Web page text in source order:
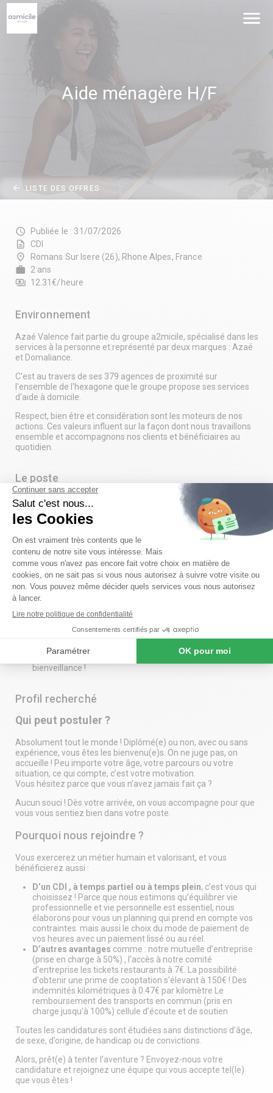
menu
Aide ménagère H/F
arrow_back LISTE DES OFFRES
schedule Publiée le : 31/07/2026
description CDI
place Romans Sur Isere (26), Rhone Alpes, France
work 2 ans
payments 12.31€/heure
Environnement
Azaé Valence fait partie du groupe a2micile, spécialisé dans les
services à la personne et représenté par deux marques : Azaé
et Domaliance.
C'est au travers de ses 379 agences de proximité sur
l'ensemble de l'hexagone que le groupe propose ses services
d'aide à domicile.
Respect, bien être et considération sont les moteurs de nos
actions. Ces valeurs influent sur la façon dont nous travaillons
ensemble et accompagnons nos clients et bénéficiaires au
quotidien.
Le poste
Un job qui a du sens, ça vous tente ?
Pas besoin d’avoir un CV parfait ou une expérience béton : ce
qu’on cherche avant tout, c’est vous ! Chez nous, c’est votre
bienveillance, votre dynamisme et votre envie d’aider qui
comptent. Nous recrutons un(e) aide ménagèr(e) sur le secteur
de romans sur isere (26), rhone alpes, france
Votre rôle ?
dans leurs tâches ménagères :
Ranger, dépoussiérer, nettoyer les surfaces et les sols
Repasser et prendre soin du linge
Et surtout, apporter votre bonne humeur et votre
bienveillance !
Profil recherché
Qui peut postuler ?
Absolument tout le monde ! Diplômé(e) ou non, avec ou sans
expérience, vous êtes les bienvenu(e)s. On ne juge pas, on
accueille ! Peu importe votre âge, votre parcours ou votre
situation, ce qui compte, c’est votre motivation.
Vous hésitez parce que vous n’avez jamais fait ça ?
Aucun souci ! Dès votre arrivée, on vous accompagne pour que
vous vous sentiez bien dans votre poste.
Pourquoi nous rejoindre ?
Vous exercerez un métier humain et valorisant, et vous
bénéficierez aussi :
D’un CDI , à temps partiel ou à temps plein, c’est vous qui
choisissez ! Parce que nous estimons qu’équilibrer vie
professionnelle et vie personnelle est essentiel, nous
élaborons pour vous un planning qui prend en compte vos
contraintes. mais aussi le choix du mode de paiement de
vos heures avec un paiement lissé ou au réel.
D’autres avantages comme : notre mutuelle d’entreprise
(prise en charge à 50%) , l'accès à notre comité
d'entreprise les tickets restaurants à 7€. La possibilité
d'obtenir une prime de cooptation s'élevant à 150€ ! Des
indemnités kilométriques à 0.47€ par kilomètre Le
remboursement des transports en commun (pris en
charge jusqu'à 100%) cellule d'écoute et de soutien
Toutes les candidatures sont étudiées sans distinctions d’âge,
de sexe, d’origine, de handicap ou de convictions.
Alors, prêt(e) à tenter l’aventure ? Envoyez-nous votre
candidature et rejoignez une équipe qui vous accepte tel(le)
que vous êtes !